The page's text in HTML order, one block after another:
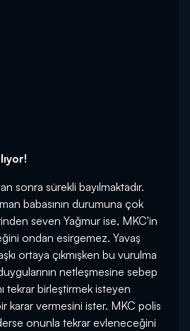
sonra sürekli bayılmaktadır.
babasının durumuna çok
seven Yağmur ise, MKC'in
ondan esirgemez. Yavaş
ortaya çıkmışken bu vurulma
netleşmesine sebep
tekrar birleştirmek isteyen
karar vermesini ister. MKC polis
onunla tekrar evleneceğini